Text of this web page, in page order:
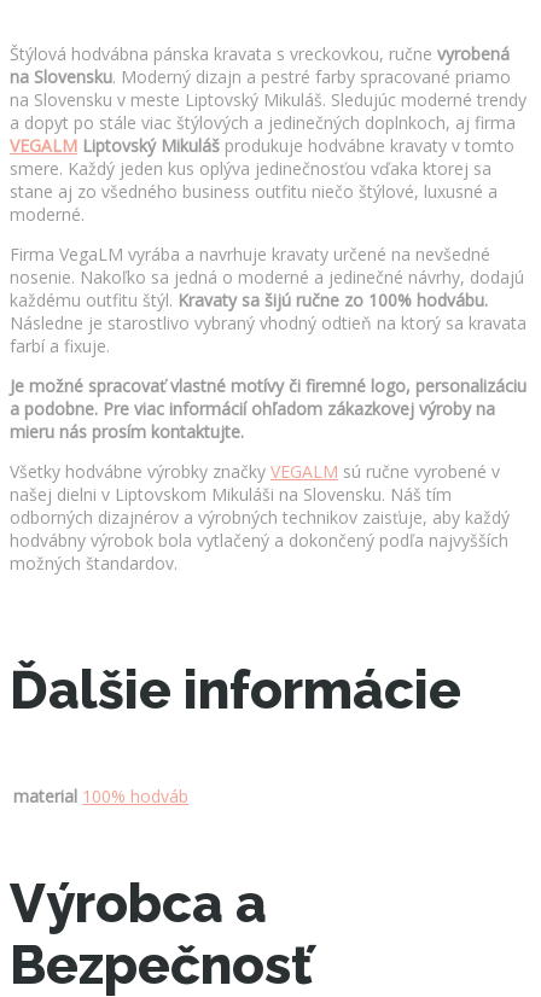
Štýlová hodvábna pánska kravata s vreckovkou, ručne vyrobená
na Slovensku. Moderný dizajn a pestré farby spracované priamo
na Slovensku v meste Liptovský Mikuláš. Sledujúc moderné trendy
a dopyt po stále viac štýlových a jedinečných doplnkoch, aj firma
VEGALM Liptovský Mikuláš produkuje hodvábne kravaty v tomto
smere. Každý jeden kus oplýva jedinečnosťou vďaka ktorej sa
stane aj zo všedného business outfitu niečo štýlové, luxusné a
moderné.
Firma VegaLM vyrába a navrhuje kravaty určené na nevšedné
nosenie. Nakoľko sa jedná o moderné a jedinečné návrhy, dodajú
každému outfitu štýl. Kravaty sa šijú ručne zo 100% hodvábu.
Následne je starostlivo vybraný vhodný odtieň na ktorý sa kravata
farbí a fixuje.
Je možné spracovať vlastné motívy či firemné logo, personalizáciu
a podobne. Pre viac informácií ohľadom zákazkovej výroby na
mieru nás prosím kontaktujte.
Všetky hodvábne výrobky značky VEGALM sú ručne vyrobené v
našej dielni v Liptovskom Mikuláši na Slovensku. Náš tím
odborných dizajnérov a výrobných technikov zaisťuje, aby každý
hodvábny výrobok bola vytlačený a dokončený podľa najvyšších
možných štandardov.
Ďalšie informácie
material 100% hodváb
Výrobca a
Bezpečnosť